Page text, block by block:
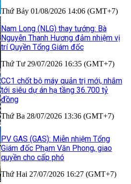
Thứ Bảy 01/08/2026 14:06 (GMT+7)
Nam Long (NLG) thay tướng: Bà
Nguyễn Thanh Hương đảm nhiệm vị
trí Quyền Tổng Giám đốc
Thứ Tư 29/07/2026 16:35 (GMT+7)
CC1 chốt bộ máy quản trị mới, nhắm
tới siêu dự án hạ tầng 36.700 tỷ
đồng
Thứ Ba 28/07/2026 13:36 (GMT+7)
PV GAS (GAS): Miễn nhiệm Tổng
Giám đốc Phạm Văn Phong, giao
quyền cho cấp phó
Thứ Hai 27/07/2026 16:27 (GMT+7)